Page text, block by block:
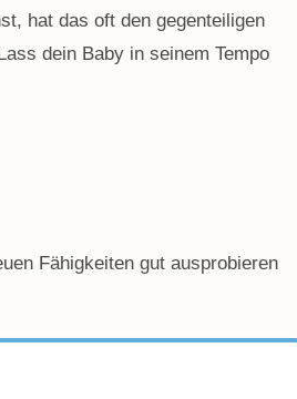
hat das oft den gegenteiligen
dein Baby in seinem Tempo
Fähigkeiten gut ausprobieren